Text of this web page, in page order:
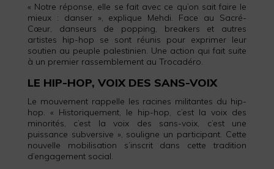
« Notre réponse, elle se fait avec ce qu’on sait faire le
mieux : danser », explique Mehdi. Face au Sacré-
Cœur, danseurs de popping, breakers et autres
artistes hip-hop se sont réunis pour exprimer leur
soutien au peuple palestinien. Une action qui fait suite
à un premier rassemblement au Trocadéro.
LE HIP-HOP, VOIX DES SANS-VOIX
Le mouvement rappelle les racines militantes du hip-
hop. « Historiquement, le hip-hop, c’est la voix des
minorités, c’est la voix des sans-voix, c’est une
puissance subversive », souligne un participant. Cette
nouvelle mobilisation s’inscrit dans cette tradition
d’engagement social.